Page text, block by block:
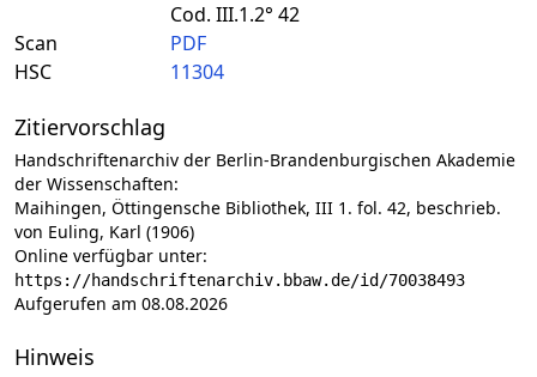
Cod. III.1.2° 42
Scan
PDF
HSC
11304
Zitiervorschlag
Handschriftenarchiv der Berlin-Brandenburgischen Akademie
der Wissenschaften:
Maihingen, Öttingensche Bibliothek, III 1. fol. 42, beschrieb.
von Euling, Karl (1906)
Online verfügbar unter:
https://handschriftenarchiv.bbaw.de/id/70038493
Aufgerufen am 08.08.2026
Hinweis